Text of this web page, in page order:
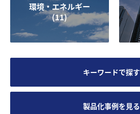
環境・エネルギー
(11)
キーワードで探す
製品化事例を見る